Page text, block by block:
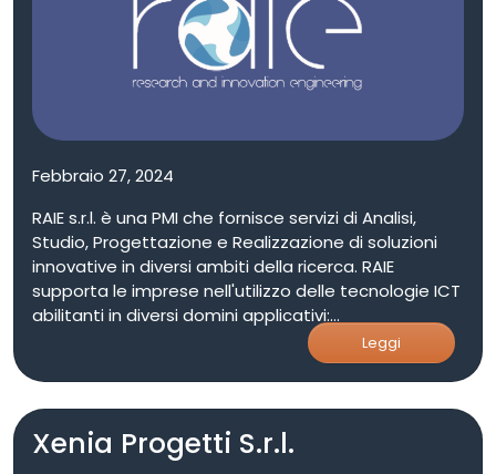
Roomba Sviluppo di modelli ed algoritmi di
navigazione in ambienti non strutturati per il
ad attività industriali Indirizzo: CNR Area della
Febbraio 27, 2024
RAIE s.r.l. è una PMI che fornisce servizi di Analisi,
Studio, Progettazione e Realizzazione di soluzioni
innovative in diversi ambiti della ricerca. RAIE
supporta le imprese nell'utilizzo delle tecnologie ICT
abilitanti in diversi domini applicativi:
Agroalimentare, Economia del Mare, Scienze della
Vita, Energia, Smart Cyties & Communities, Turismo
BeniCulturali e Cultura. RAIE fornisce anche servizi di
supporto ingegneristico per la predisposizione di
progetti di ricerca. La società ha un'esperienza
pluriennale nella preparazione di proposte vincenti
Leggi
Xenia Progetti S.r.l.